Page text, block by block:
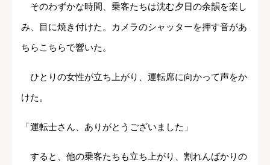
そのわずかな時間、乗客たちは沈む夕日の余韻を楽し
み、目に焼き付けた。カメラのシャッターを押す音があ
ちらこちらで響いた。
ひとりの女性が立ち上がり、運転席に向かって声をか
けた。
「運転士さん、ありがとうございました」
すると、他の乗客たちも立ち上がり、割れんばかりの